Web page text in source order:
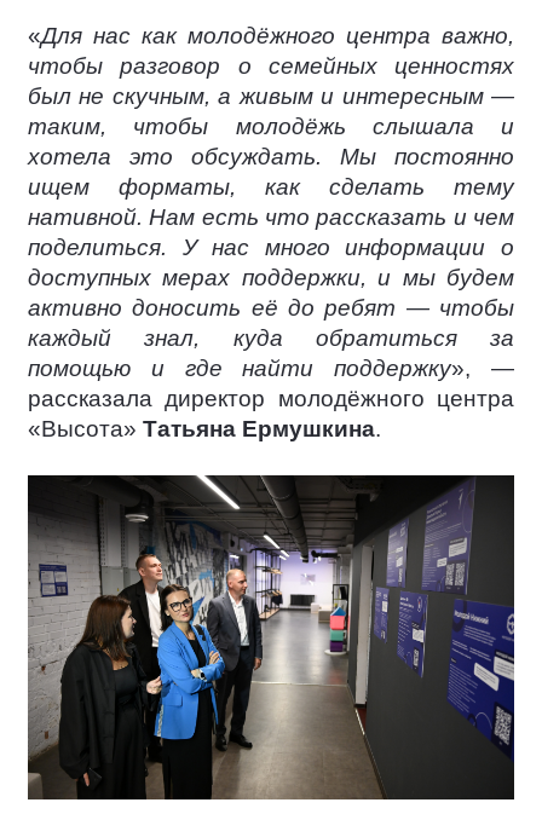
«Для нас как молодёжного центра важно,
чтобы разговор о семейных ценностях
был не скучным, а живым и интересным —
таким, чтобы молодёжь слышала и
хотела это обсуждать. Мы постоянно
ищем форматы, как сделать тему
нативной. Нам есть что рассказать и чем
поделиться. У нас много информации о
доступных мерах поддержки, и мы будем
активно доносить её до ребят — чтобы
каждый знал, куда обратиться за
помощью и где найти поддержку», —
рассказала директор молодёжного центра
«Высота» Татьяна Ермушкина.